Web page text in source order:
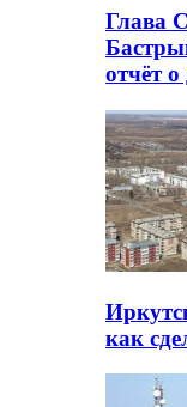
Глава
отчёт
как